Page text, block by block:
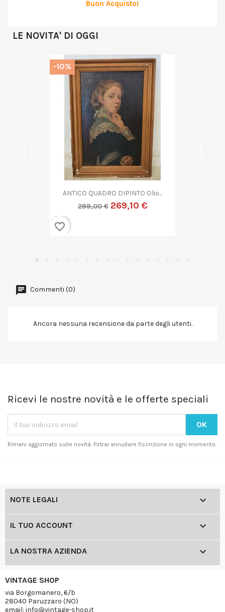
Buon Acquisto!
LE NOVITA' DI OGGI
QUADRO DIPINTO ASTRATTO G....
299,00 € 269,10 €
-10%
Commenti (0)
Ancora nessuna recensione da parte degli utenti.
Ricevi le nostre novità e le offerte speciali
Rimani aggiornato sulle novità. Potrai annullare l'iscrizione in ogni momento.
NOTE LEGALI 
IL TUO ACCOUNT 
LA NOSTRA AZIENDA 
VINTAGE SHOP
via Borgomanero, 6/b
28040 Paruzzaro (NO)
email: info@vintage-shop.it